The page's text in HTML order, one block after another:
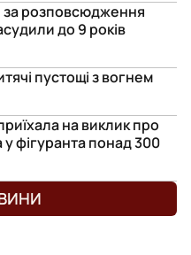
розповсюдження
до 9 років
пустощі з вогнем
на виклик про
фігуранта понад 300